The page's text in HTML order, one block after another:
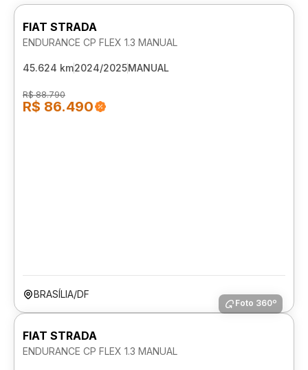
FIAT STRADA
ENDURANCE CP FLEX 1.3 MANUAL
45.624 km2024/2025MANUAL
R$ 88.790
R$ 86.490
BRASÍLIA/DF
Foto 360º
FIAT STRADA
ENDURANCE CP FLEX 1.3 MANUAL